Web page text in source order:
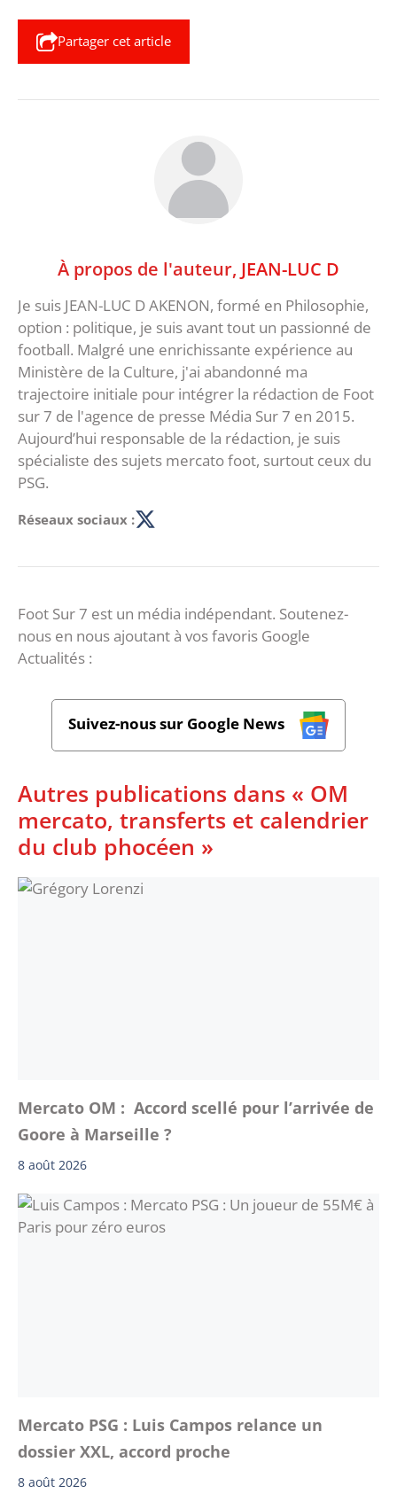
Partager cet article
À propos de l'auteur, JEAN-LUC D
Je suis JEAN-LUC D AKENON, formé en Philosophie,
option : politique, je suis avant tout un passionné de
football. Malgré une enrichissante expérience au
Ministère de la Culture, j'ai abandonné ma
trajectoire initiale pour intégrer la rédaction de Foot
sur 7 de l'agence de presse Média Sur 7 en 2015.
Aujourd’hui responsable de la rédaction, je suis
spécialiste des sujets mercato foot, surtout ceux du
PSG.
Réseaux sociaux :
Foot Sur 7 est un média indépendant. Soutenez-
nous en nous ajoutant à vos favoris Google
Actualités :
Suivez-nous sur Google News
Autres publications dans « OM
mercato, transferts et calendrier
du club phocéen »
Mercato OM : Accord scellé pour l’arrivée de
Goore à Marseille ?
8 août 2026
Mercato PSG : Luis Campos relance un
dossier XXL, accord proche
8 août 2026